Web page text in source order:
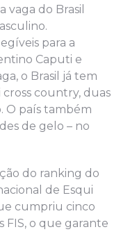
do Brasil
para a
Caputi e
o Brasil já tem
cross country, duas
O país também
de gelo – no
do ranking do
de Esqui
cumpriu cinco
FIS, o que garante